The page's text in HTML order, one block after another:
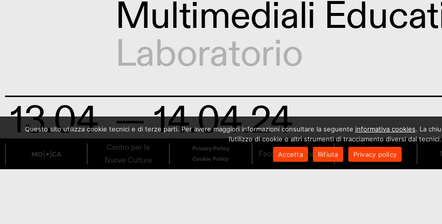
Multimediali
Laboratorio
13.04 — 14.04.24
MAKING FUTURE
Centro per le
Nuove Culture
Privacy Policy
Cookie Policy
Facciamo il Cinema! Orari
Questo sito utilizza cookie tecnici e di terze parti. Per avere maggiori informazioni consultare la seguente informativa cookies. La
l’utilizzo di cookie o altri strumenti di tracciamento diversi dai tecnici.
Accetta
Rifiuta Privacy policy